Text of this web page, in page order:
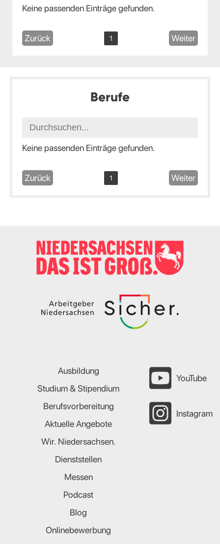
Keine passenden Einträge gefunden.
Zurück 1 Weiter
Berufe
Keine passenden Einträge gefunden.
Zurück 1 Weiter
Ausbildung
Studium & Stipendium
Berufsvorbereitung
Aktuelle Angebote
Wir. Niedersachsen.
Dienststellen
Messen
Podcast
Blog
Onlinebewerbung
YouTube
Instagram